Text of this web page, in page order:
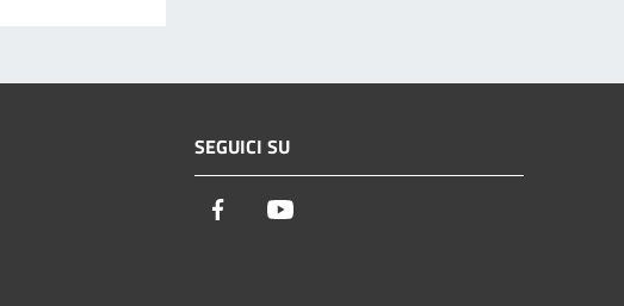
SEGUICI SU
Facebook